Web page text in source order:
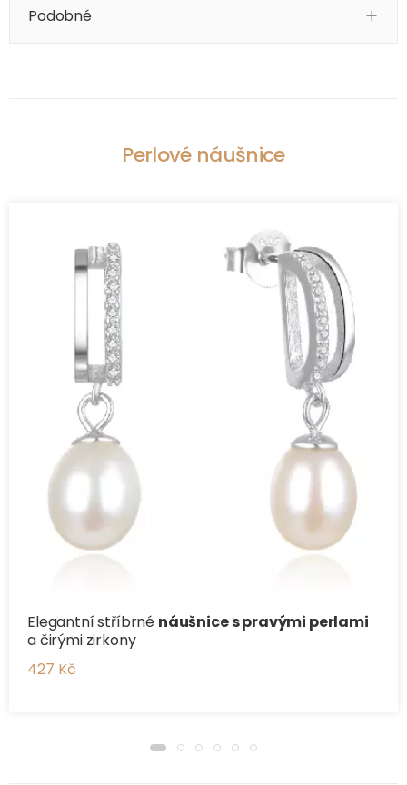
Podobné
Perlové náušnice
Elegantní stříbrné náušnice s pravými perlami
a čirými zirkony
427 Kč